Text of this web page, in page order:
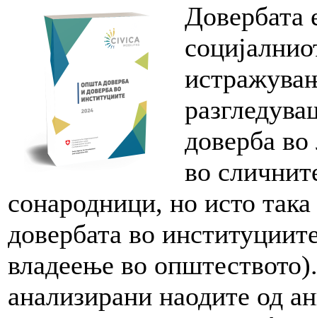
Довербата
доверба
во
сонародници, но исто
довербата во
владеење во
анализирани наодите од